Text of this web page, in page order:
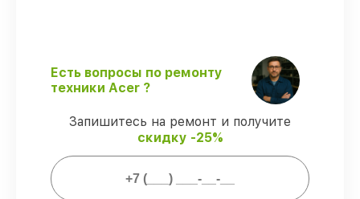
Официальная гарантия
– на все услуги
и детали для моноблоков Acer
предоставляется гарантия до 3-х лет.
Мы гарантируем:
80%
заказов по ремонту выполняются с
Есть вопросы по ремонту
техники Acer ?
Запишитесь на ремонт и получите
скидку -25%